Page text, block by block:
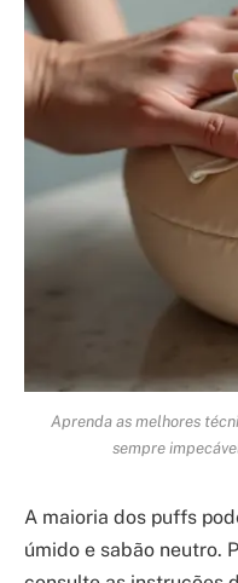
Aprenda as melhores
sempre
A maioria dos puffs
úmido e sabão neutro.